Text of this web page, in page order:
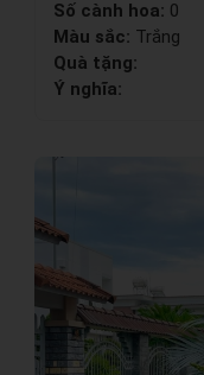
Số cành hoa: 0
Màu sắc: Trắng
Quà tặng:
Ý nghĩa: